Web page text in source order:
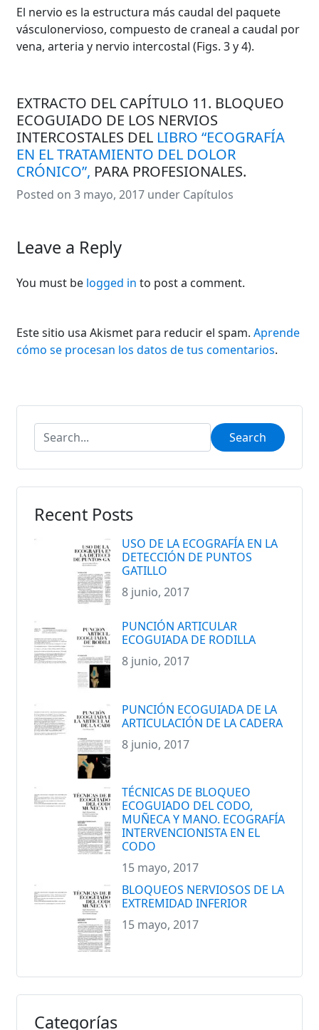
El nervio es la estructura más caudal del paquete
vásculonervioso, compuesto de craneal a caudal por
vena, arteria y nervio intercostal (Figs. 3 y 4).
EXTRACTO DEL CAPÍTULO 11. BLOQUEO
ECOGUIADO DE LOS NERVIOS
INTERCOSTALES DEL LIBRO “ECOGRAFÍA
EN EL TRATAMIENTO DEL DOLOR
CRÓNICO”, PARA PROFESIONALES.
Posted on3 mayo, 201718
under Capítulos
Leave a Reply
You must be logged in to post a comment.
Este sitio usa Akismet para reducir el spam.Aprende
cómo se procesan los datos de tus comentarios.
Search
Recent Posts
USO DE LA ECOGRAFÍA EN LA
DETECCIÓN DE PUNTOS
GATILLO
8 junio, 2017
PUNCIÓN ARTICULAR
ECOGUIADA DE RODILLA
8 junio, 2017
PUNCIÓN ECOGUIADA DE LA
ARTICULACIÓN DE LA CADERA
8 junio, 2017
TÉCNICAS DE BLOQUEO
ECOGUIADO DEL CODO,
MUÑECA Y MANO. ECOGRAFÍA
INTERVENCIONISTA EN EL
CODO
15 mayo, 2017
BLOQUEOS NERVIOSOS DE LA
EXTREMIDAD INFERIOR
15 mayo, 2017
Categorías